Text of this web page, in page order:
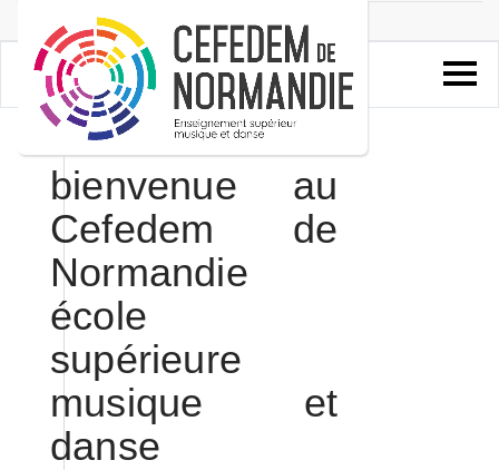
bienvenue au
Cefedem de
Normandie
école
supérieure
musique et
danse